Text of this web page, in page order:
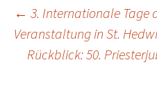
← 3. Internationale Tage
Veranstaltung in St.
Rückblick: 50.